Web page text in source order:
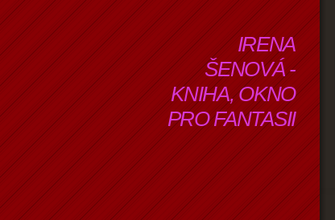
IRENA
ŠENOVÁ -
KNIHA, OKNO
PRO FANTASII